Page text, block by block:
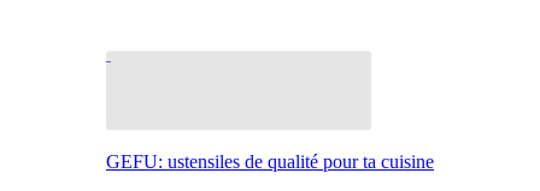
GEFU: ustensiles de qualité pour ta cuisine